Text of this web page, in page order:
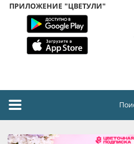
ПРИЛОЖЕНИЕ "ЦВЕТУЛИ"
Toggle